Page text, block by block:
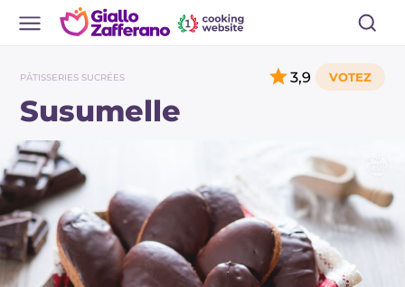
PÂTISSERIES SUCRÉES
Susumelle
3,9